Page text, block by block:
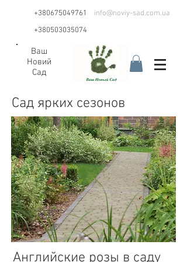
+380675049761
info@noviy-sad.com.ua
+380503035074
Ваш
Новий
Сад
Сад ярких сезонов
Английские розы в саду